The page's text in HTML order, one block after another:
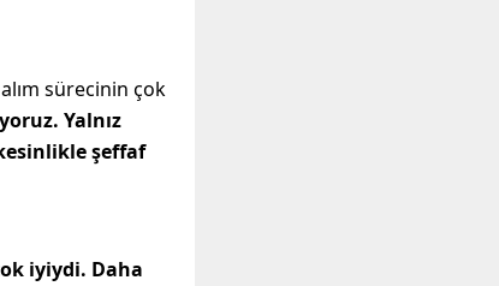
sürecinin çok
Yalnız
şeffaf
iyiydi. Daha